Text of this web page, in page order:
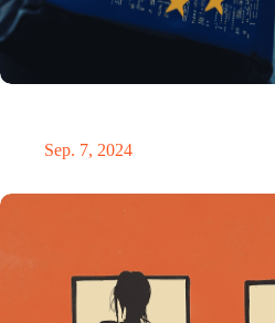
Sep. 7, 2024